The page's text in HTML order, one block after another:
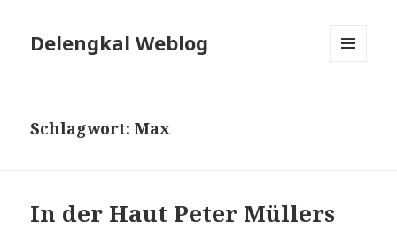
Delengkal Weblog
Schlagwort:Max
In der Haut Peter Müllers